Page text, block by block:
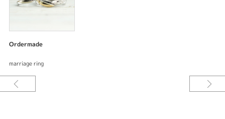
オーダーメイド 結婚指輪 ハワイアンカービング〈彫り〉
結婚指輪 Men's プラチナ900 K18イエローゴールド
ご要望をお伺いしながらデザインしてサンプル〈レジン〉を試着できる。何
度でも修正出来て試着できるので出来上がりの満足度が違う。安心してオー
ダーメイド出来るまったく新しいオーダーメイドシステムです。
Ordermade
marriage ring